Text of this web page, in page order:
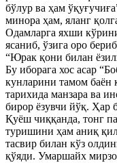
бўлур ва ҳам
минора ҳам, яланг
Одамларга яхши
ясаниб, ўзига оро
“Юрак қони билан
Бу иборага хос асар
кунларини тамом баён
тарихида манзара ва
бирор ёзувчи йўқ. Ҳар
Қуёш чиққанда, тонг
туришини ҳам аниқ
тасвир билан кўз
қўяди. Умаршайх